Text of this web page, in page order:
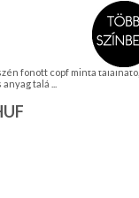
fonott copf minta található,
talá ...